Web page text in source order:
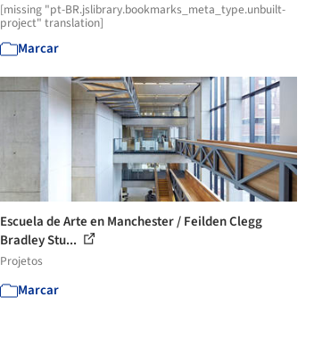
[missing "pt-BR.jslibrary.bookmarks_meta_type.unbuilt-
project" translation]
Marcar
Escuela de Arte en Manchester / Feilden Clegg
Bradley Stu...
Projetos
Marcar